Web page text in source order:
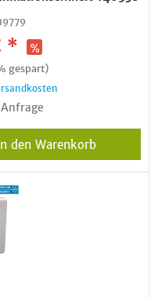
19779
*
gespart)
den Warenkorb